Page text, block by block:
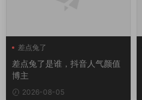
差点兔了
差点兔了是谁，抖音人气颜值
博主
2026-08-05